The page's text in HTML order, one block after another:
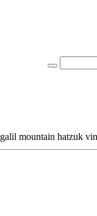
galil mountain hatzuk